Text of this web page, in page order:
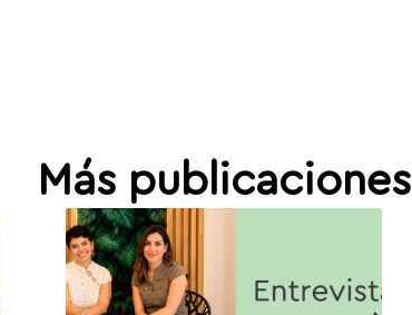
Más publicaciones